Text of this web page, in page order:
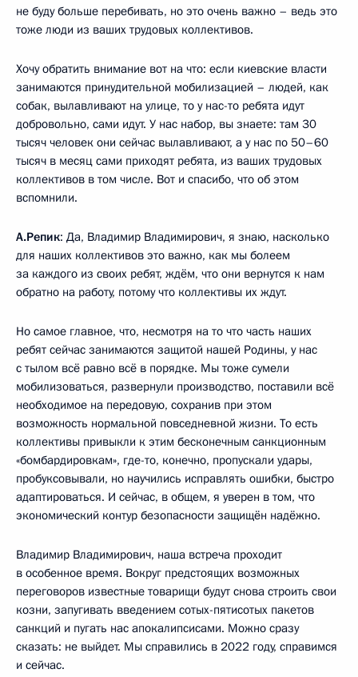
не буду больше перебивать, но это очень важно – ведь это
тоже люди из ваших трудовых коллективов.
Хочу обратить внимание вот на что: если киевские власти
занимаются принудительной мобилизацией – людей, как
собак, вылавливают на улице, то у нас-то ребята идут
добровольно, сами идут. У нас набор, вы знаете: там 30
тысяч человек они сейчас вылавливают, а у нас по 50–60
тысяч в месяц сами приходят ребята, из ваших трудовых
коллективов в том числе. Вот и спасибо, что об этом
вспомнили.
А.Репик: Да, Владимир Владимирович, я знаю, насколько
для наших коллективов это важно, как мы болеем
за каждого из своих ребят, ждём, что они вернутся к нам
обратно на работу, потому что коллективы их ждут.
Но самое главное, что, несмотря на то что часть наших
ребят сейчас занимаются защитой нашей Родины, у нас
с тылом всё равно всё в порядке. Мы тоже сумели
мобилизоваться, развернули производство, поставили всё
необходимое на передовую, сохранив при этом
возможность нормальной повседневной жизни. То есть
коллективы привыкли к этим бесконечным санкционным
«бомбардировкам», где-то, конечно, пропускали удары,
пробуксовывали, но научились исправлять ошибки, быстро
адаптироваться. И сейчас, в общем, я уверен в том, что
экономический контур безопасности защищён надёжно.
Владимир Владимирович, наша встреча проходит
в особенное время. Вокруг предстоящих возможных
переговоров известные товарищи будут снова строить свои
козни, запугивать введением сотых-пятисотых пакетов
санкций и пугать нас апокалипсисами. Можно сразу
сказать: не выйдет. Мы справились в 2022 году, справимся
и сейчас.